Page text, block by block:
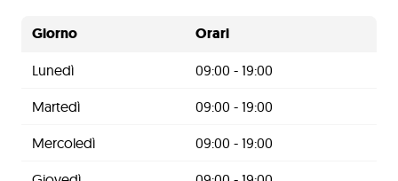
Giorno Orari
Lunedì 09:00 - 19:00
Martedì 09:00 - 19:00
Mercoledì 09:00 - 19:00